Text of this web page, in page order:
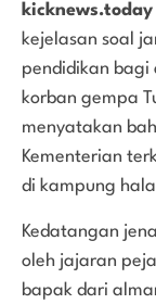
kicknews.today
kejelasan soal
pendidikan
korban gempa
menyatakan
Kementerian
di kampung
Kedatangan
oleh jajaran
bapak dari